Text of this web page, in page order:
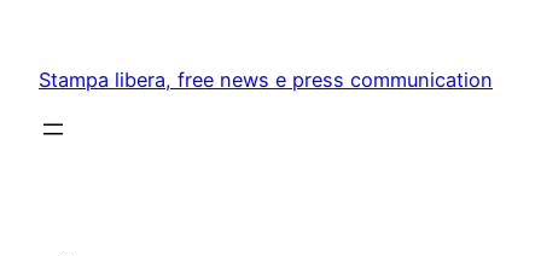
content
Stampa libera, free news e press communication